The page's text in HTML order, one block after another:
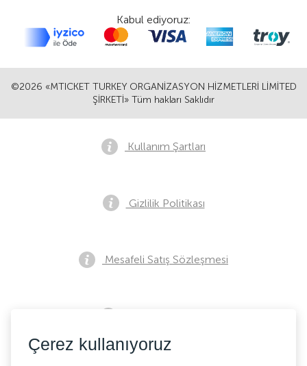
©2026 «MTICKET TURKEY ORGANİZASYON HİZMETLERİ LİMİTED
ŞİRKETİ» Tüm hakları Saklıdır
Kabul ediyoruz:
Kullanım Şartları
Gizlilik Politikası
Mesafeli Satış Sözleşmesi
Çerez kullanıyoruz